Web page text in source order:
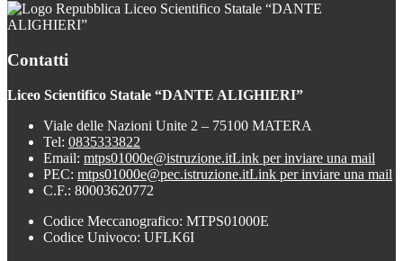
Liceo Scientifico Statale “DANTE
ALIGHIERI”
Contatti
Liceo Scientifico Statale “DANTE ALIGHIERI”
Viale delle Nazioni Unite 2 – 75100 MATERA
Tel: 0835333822
Email: mtps01000e@istruzione.itLink per inviare una mail
PEC: mtps01000e@pec.istruzione.itLink per inviare una mail
C.F.: 80003620772
Codice Meccanografico: MTPS01000E
Codice Univoco: UFLK6I